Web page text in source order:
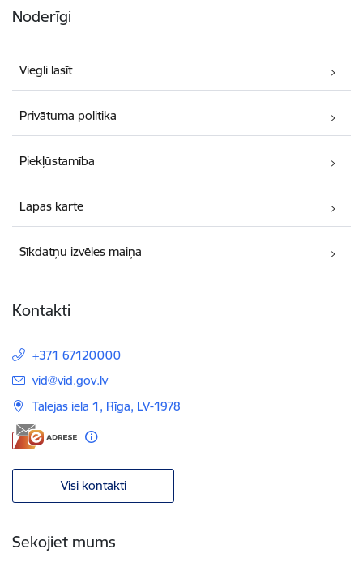
Noderīgi
Viegli lasīt
Privātuma politika
Piekļūstamība
Lapas karte
Sīkdatņu izvēles maiņa
Kontakti
+371 67120000
E-pasts:
vid@vid.gov.lv
Talejas iela 1, Rīga, LV-1978
Visi kontakti
Sekojiet mums